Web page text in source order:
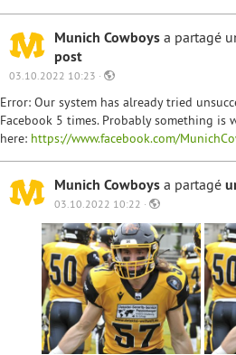
Munich Cowboys a partagé
post
03.10.2022 10:23 ·
Error: Our system has already tried
Facebook 5 times. Probably something is
here: https://www.facebook.com/
Munich Cowboys a partagé
03.10.2022 10:22 ·